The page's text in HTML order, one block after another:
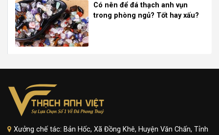
Có nên để đá thạch anh vụn
trong phòng ngủ? Tốt hay xấu?
Xưởng chế tác: Bản Hốc, Xã Đồng Khê, Huyện Văn Chấn, Tỉnh